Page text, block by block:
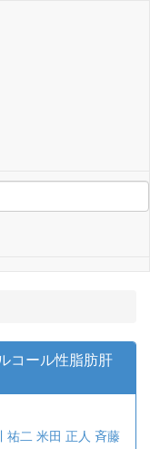
コール性脂肪肝
祐二米田 正人 斉藤